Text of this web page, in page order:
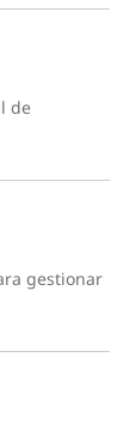
de
gestionar